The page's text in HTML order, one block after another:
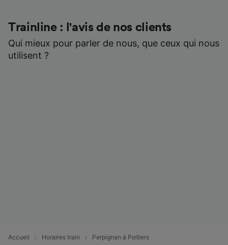
Trainline : l'avis de nos clients
Qui mieux pour parler de nous, que ceux qui nous
utilisent ?
Accueil Horaires train Perpignan à Poitiers